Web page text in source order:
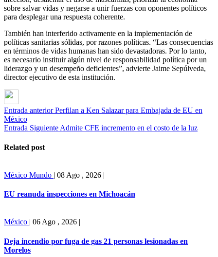
sobre salvar vidas y negarse a unir fuerzas con oponentes políticos
para desplegar una respuesta coherente.
También han interferido activamente en la implementación de
políticas sanitarias sólidas, por razones políticas. “Las consecuencias
en términos de vidas humanas han sido devastadoras. Por lo tanto,
es necesario instituir algún nivel de responsabilidad política por un
liderazgo y un desempeño deficientes”, advierte Jaime Sepúlveda,
director ejecutivo de esta institución.
Entrada anterior Perfilan a Ken Salazar para Embajada de EU en
México
Entrada Siguiente Admite CFE incremento en el costo de la luz
Related post
México Mundo | 08 Ago , 2026 |
EU reanuda inspecciones en Michoacán
México | 06 Ago , 2026 |
Deja incendio por fuga de gas 21 personas lesionadas en
Morelos